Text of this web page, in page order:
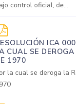
control oficial, de...
ICA
CUAL SE
1970
la cual se deroga la